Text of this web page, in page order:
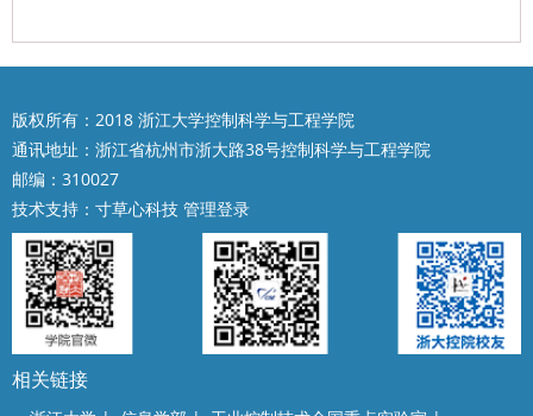
版权所有：2018 浙江大学控制科学与工程学院
通讯地址：浙江省杭州市浙大路38号控制科学与工程学院
邮编：310027
技术支持： 寸草心科技 管理登录
相关链接